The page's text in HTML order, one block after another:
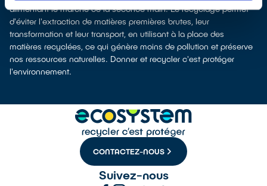
alimentant le marché de la seconde main. Le recyclage permet
d'éviter l'extraction de matières premières brutes, leur
transformation et leur transport, en utilisant à la place des
matières recyclées, ce qui génère moins de pollution et préserve
nos ressources naturelles. Donner et recycler c'est protéger
l'environnement.
CONTACTEZ-NOUS
Suivez-nous